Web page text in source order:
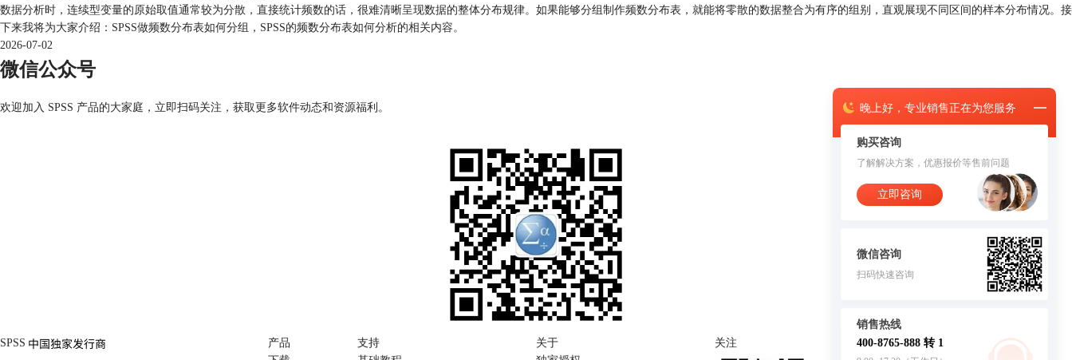
晚上好， 专业销售正在为您服务
购买咨询
了解解决方案，优惠报价等售前问题
立即咨询
微信咨询
扫码快速咨询
销售热线
400-8765-888 转 1
数据分析时，连续型变量的原始取值通常较为分散，直接统计频数的话，很难清晰呈现数据的整体分布规律。如果能够分组制作频数分布表，就能将零散的数据整合为有序的组别，直观展现不同区间的样本分布情况。接
下来我将为大家介绍：SPSS做频数分布表如何分组，SPSS的频数分布表如何分析的相关内容。
2026-07-02
微信公众号
欢迎加入 SPSS 产品的大家庭，立即扫码关注，获取更多软件动态和资源福利。
SPSS
产品
支持
关于
关注